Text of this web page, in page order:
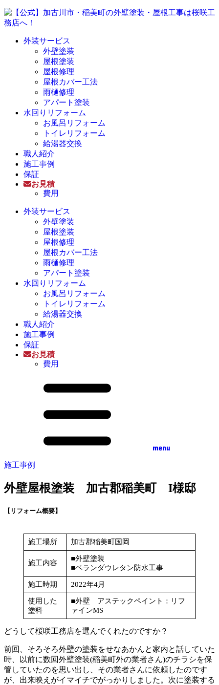
外装サービス
外壁塗装
屋根塗装
屋根修理
屋根カバー工法
雨樋修理
アパート塗装
水回りリフォーム
お風呂リフォーム
トイレリフォーム
給湯器交換
職人紹介
施工事例
保証
お見積
費用
外装サービス
外壁塗装
屋根塗装
屋根修理
屋根カバー工法
雨樋修理
アパート塗装
水回りリフォーム
お風呂リフォーム
トイレリフォーム
給湯器交換
職人紹介
施工事例
保証
お見積
費用
menu
施工事例
外壁屋根塗装 加古郡稲美町 I様邸
【リフォーム概要】
施工場所 加古郡稲美町国岡
施工内容
■外壁塗装
■ベランダウレタン防水工事
施工時期 2022年4月
使用した
塗料
■外壁 アステックペイント：リフ
ァインMS
どうして桜咲工務店を選んでくれたのですか？
前回、そろそろ外壁の塗装をせなあかんと家内と話していた
時、以前に数回外壁塗装(稲美町外の業者さん)のチラシを保
管していたのを思い出し、その業者さんに依頼したのです
が、出来映えがイマイチでがっかりしました。次に塗装する